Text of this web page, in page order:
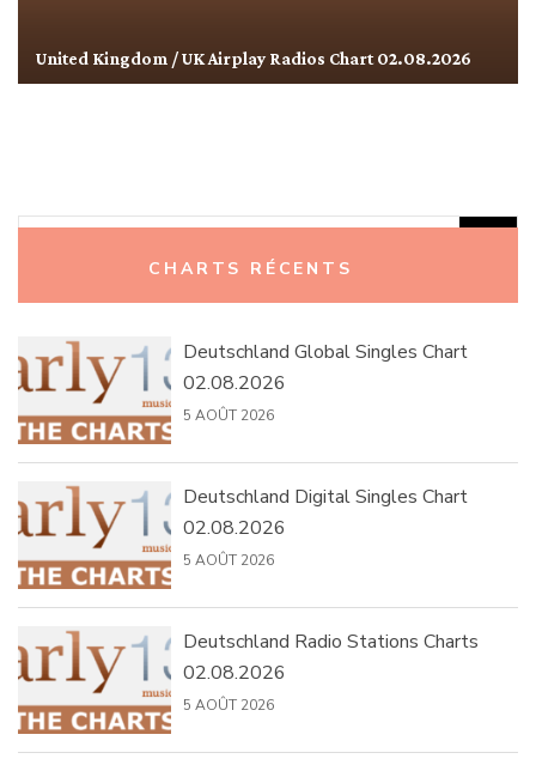
United Kingdom / UK Airplay Radios Chart 02.08.2026
CHARTS RÉCENTS
Deutschland Global Singles Chart
02.08.2026
5 AOÛT 2026
Deutschland Digital Singles Chart
02.08.2026
5 AOÛT 2026
Deutschland Radio Stations Charts
02.08.2026
5 AOÛT 2026